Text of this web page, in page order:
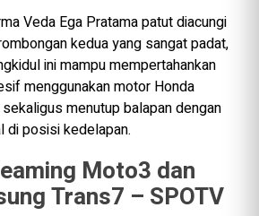
Veda Ega Pratama patut diacungi
kedua yang sangat padat,
ini mampu mempertahankan
menggunakan motor Honda
menutup balapan dengan
di posisi kedelapan.
Moto3 dan
Trans7 – SPOTV